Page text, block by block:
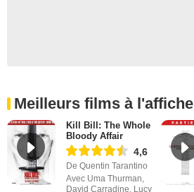
Meilleurs films à l'affiche
Kill Bill: The Whole
Bloody Affair
4,6
De Quentin Tarantino
Avec Uma Thurman,
David Carradine, Lucy